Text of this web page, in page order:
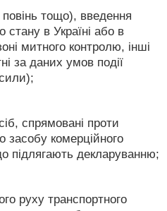
тощо), введення
стану в Україні або в
митного контролю, інші
за даних умов події
спрямовані проти
засобу комерційного
підлягають декларуванню;
руху транспортного